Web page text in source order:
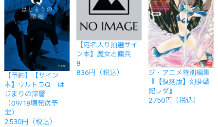
【予約】【サイン
本】ウルトラQ は
じまりの深層
（09/18頃発送予
定）
2,530円（税込）
【宛名入り抽選サイ
ン本】魔女と傭兵
8
836円（税込）
ジ・アニメ特別編集
『【復刻版】幻夢戦
記レダ』
2,750円（税込）